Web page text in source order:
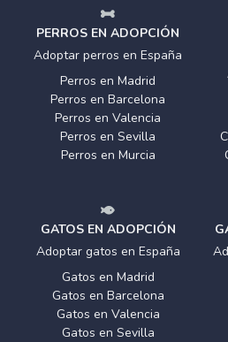
PERROS EN ADOPCIÓN
Adoptar perros en España
Perros en Madrid
Perros en Barcelona
Perros en Valencia
Perros en Sevilla
Perros en Murcia
GATOS EN ADOPCIÓN
Adoptar gatos en España
Gatos en Madrid
Gatos en Barcelona
Gatos en Valencia
Gatos en Sevilla